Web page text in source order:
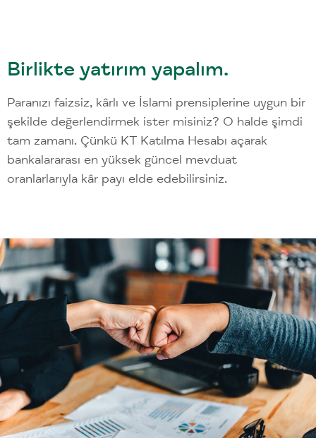
Birlikte yatırım yapalım.
Paranızı faizsiz, kârlı ve İslami prensiplerine uygun bir
şekilde değerlendirmek ister misiniz? O halde şimdi
tam zamanı. Çünkü KT Katılma Hesabı açarak
bankalararası en yüksek güncel mevduat
oranlarlarıyla kâr payı elde edebilirsiniz.